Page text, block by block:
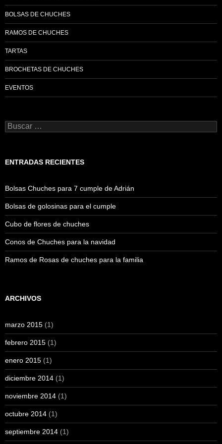
BOLSAS DE CHUCHES
RAMOS DE CHUCHES
TARTAS
BROCHETAS DE CHUCHES
EVENTOS
Buscar:
ENTRADAS RECIENTES
Bolsas Chuches para 7 cumple de Adrián
Bolsas de golosinas para el cumple
Cubo de flores de chuches
Conos de Chuches para la navidad
Ramos de Rosas de chuches para la familia
ARCHIVOS
marzo 2015 (1)
febrero 2015 (1)
enero 2015 (1)
diciembre 2014 (1)
noviembre 2014 (1)
octubre 2014 (1)
septiembre 2014 (1)